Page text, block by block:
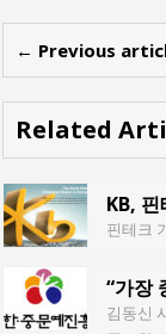
← Previous
Related
KB,
핀테크
“가장
김동신